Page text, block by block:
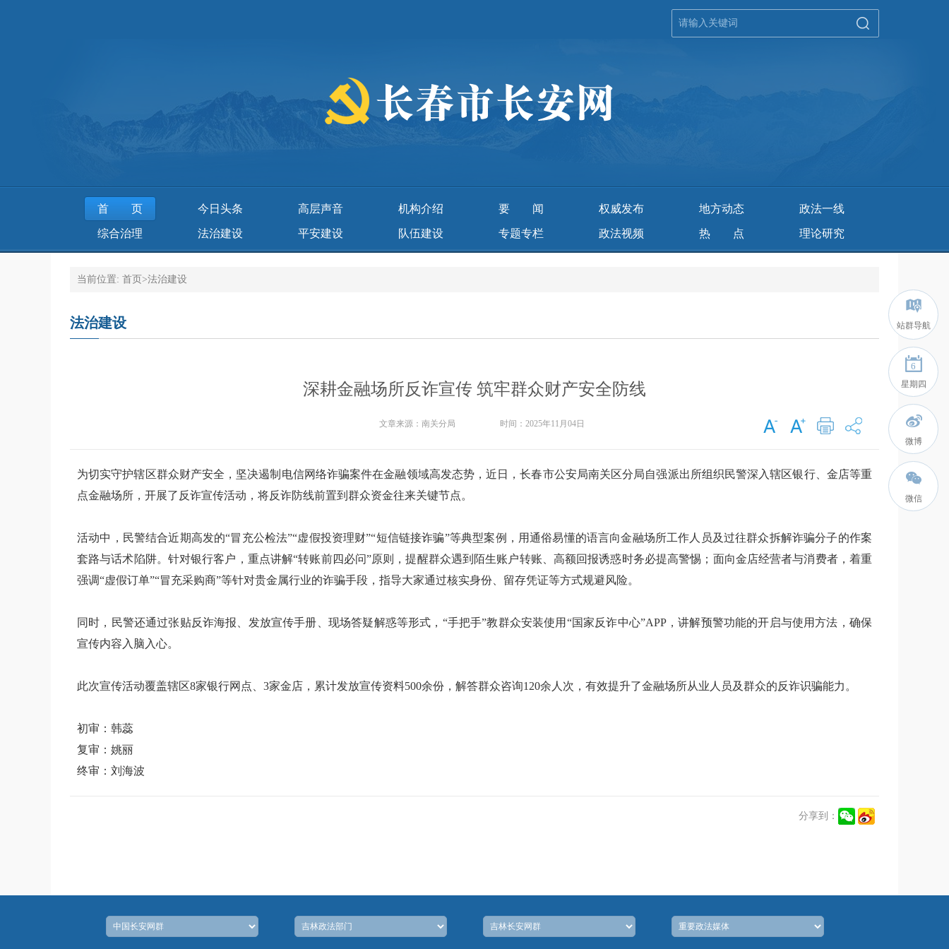
首页 今日头条 高层声音 机构介绍 要 闻 权威发布 地方动态 政法一线
综合治理 法治建设 平安建设 队伍建设 专题专栏 政法视频 热 点 理论研究
当前位置: 首页 >法治建设
法治建设
深耕金融场所反诈宣传 筑牢群众财产安全防线
文章来源： 南关分局 时间： 2025年11月04日
为切实守护辖区群众财产安全，坚决遏制电信网络诈骗案件在金融领域高发态势，近日，长春市公安局南关区分局自强派出所组织民警深入辖区银行、金店等重
点金融场所，开展了反诈宣传活动，将反诈防线前置到群众资金往来关键节点。
活动中，民警结合近期高发的“冒充公检法”“虚假投资理财”“短信链接诈骗”等典型案例，用通俗易懂的语言向金融场所工作人员及过往群众拆解诈骗分子的作案
套路与话术陷阱。针对银行客户，重点讲解“转账前四必问”原则，提醒群众遇到陌生账户转账、高额回报诱惑时务必提高警惕；面向金店经营者与消费者，着重
强调“虚假订单”“冒充采购商”等针对贵金属行业的诈骗手段，指导大家通过核实身份、留存凭证等方式规避风险。
同时，民警还通过张贴反诈海报、发放宣传手册、现场答疑解惑等形式，“手把手”教群众安装使用“国家反诈中心”APP，讲解预警功能的开启与使用方法，确保
宣传内容入脑入心。
此次宣传活动覆盖辖区8家银行网点、3家金店，累计发放宣传资料500余份，解答群众咨询120余人次，有效提升了金融场所从业人员及群众的反诈识骗能力。
初审：韩蕊
复审：姚丽
终审：刘海波
分享到：
站群导航
6
星期四
微博
微信